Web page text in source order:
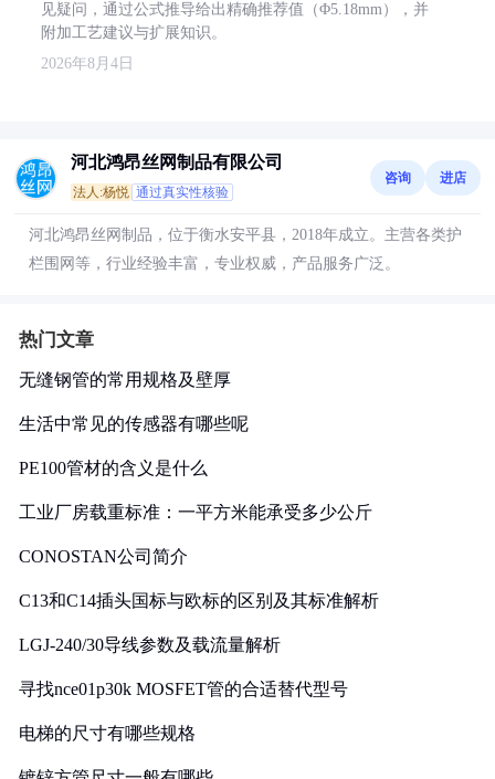
见疑问，通过公式推导给出精确推荐值（Φ5.18mm），并
附加工艺建议与扩展知识。
2026年8月4日
河北鸿昂丝网制品有限公司
法人:杨悦 通过真实性核验
咨询 进店
河北鸿昂丝网制品，位于衡水安平县，2018年成立。主营各类护
栏围网等，行业经验丰富，专业权威，产品服务广泛。
热门文章
无缝钢管的常用规格及壁厚
生活中常见的传感器有哪些呢
PE100管材的含义是什么
工业厂房载重标准：一平方米能承受多少公斤
CONOSTAN公司简介
C13和C14插头国标与欧标的区别及其标准解析
LGJ-240/30导线参数及载流量解析
寻找nce01p30k MOSFET管的合适替代型号
电梯的尺寸有哪些规格